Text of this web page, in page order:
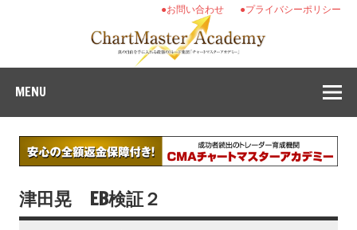
●プライバシーポリシー
●お問い合わせ
MENU
津田晃 EB検証２